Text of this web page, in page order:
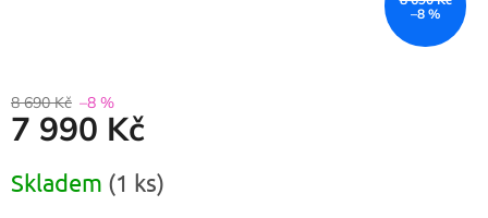
–8 %
8 690 Kč –8 %
7 990 Kč
cena:
Skladem (1 ks)